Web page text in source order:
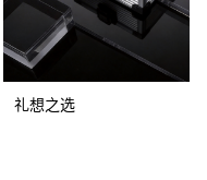
礼想之选